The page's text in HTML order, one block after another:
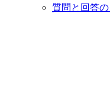
質問と回答